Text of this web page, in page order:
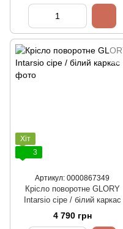
Хіт
3
Артикул: 0000867349
Крісло поворотне GLORY
Intarsio сіре / білий каркас
4 790 грн